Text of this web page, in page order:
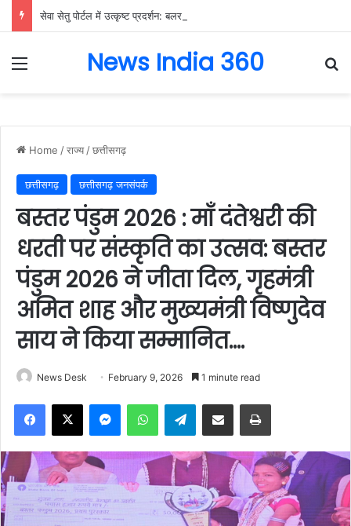
Menu News India 360
Home /राज्य /छत्तीसगढ़
छत्तीसगढ़ छत्तीसगढ़ जनसंपर्क
बस्तर पंडुम 2026 : माँ दंतेश्वरी की
धरती पर संस्कृति का उत्सव: बस्तर
पंडुम 2026 ने जीता दिल, गृहमंत्री
अमित शाह और मुख्यमंत्री विष्णुदेव
साय ने किया सम्मानित….
News Desk February 9, 2026 1 minute read
Facebook
X MessengerWhatsAppTelegramShare via Email Print